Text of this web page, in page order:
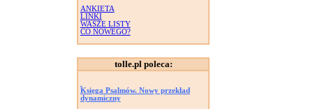
ANKIETA
LINKI
WASZE LISTY
CO NOWEGO?
tolle.pl poleca:
Księga Psalmów. Nowy przekład
dynamiczny